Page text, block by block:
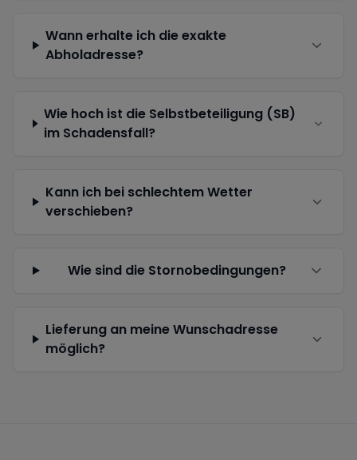
Wann erhalte ich die exakte
Abholadresse?
Wie hoch ist die Selbstbeteiligung (SB)
im Schadensfall?
Kann ich bei schlechtem Wetter
verschieben?
Wie sind die Stornobedingungen?
Lieferung an meine Wunschadresse
möglich?